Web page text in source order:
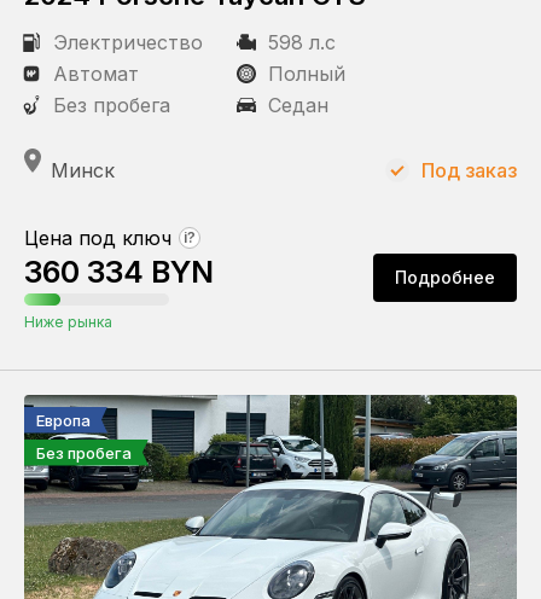
Электричество
598 л.с
Автомат
Полный
Без пробега
Седан
Минск
Цена под ключ ?
360 334 BYN
Ниже рынка
Подробнее
Под заказ
Европа
Без пробега